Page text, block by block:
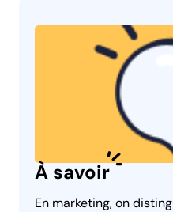
À savoir
En marketing, on